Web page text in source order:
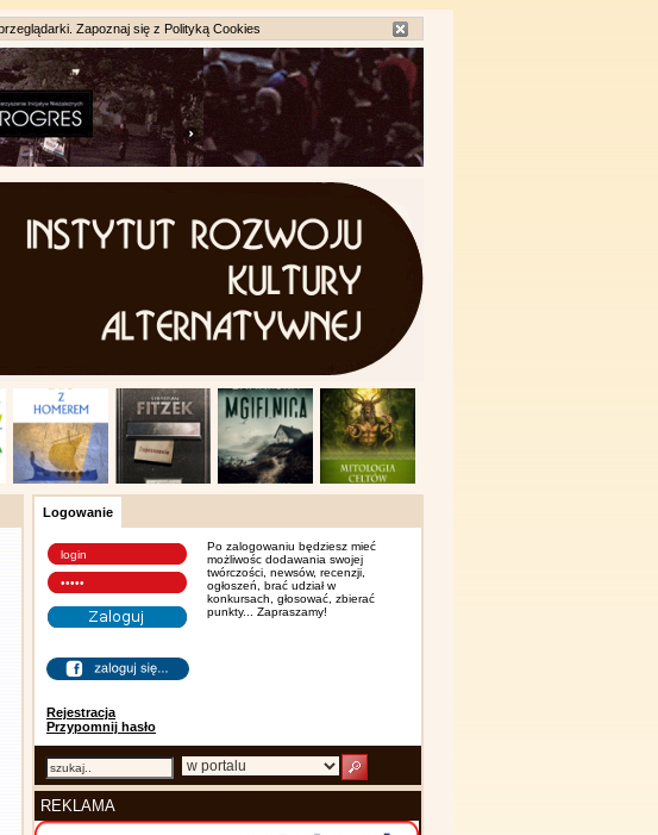
Zapoznaj się z Polityką Cookies
Logowanie
Rejestracja
Przypomnij hasło
Po zalogowaniu będziesz mieć
możliwośc dodawania swojej
twórczości, newsów, recenzji,
ogłoszeń, brać udział w
konkursach, głosować, zbierać
punkty... Zapraszamy!
REKLAMA